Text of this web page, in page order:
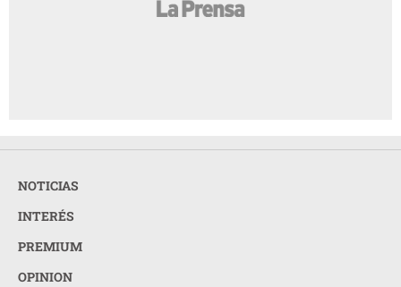
NOTICIAS
INTERÉS
PREMIUM
OPINION